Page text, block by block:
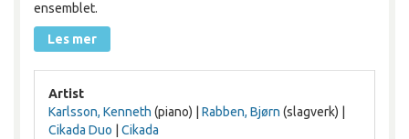
ensemblet.
Les mer
Artist
Karlsson, Kenneth (piano) | Rabben, Bjørn (slagverk) |
Cikada Duo
Cikada